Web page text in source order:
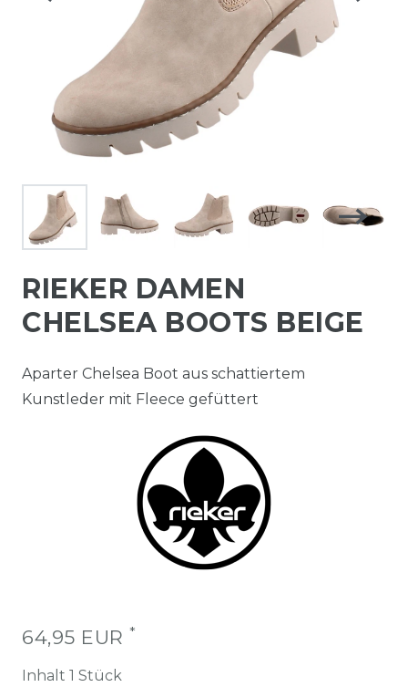
RIEKER DAMEN
CHELSEA BOOTS BEIGE
Aparter Chelsea Boot aus schattiertem
Kunstleder mit Fleece gefüttert
64,95 EUR *
Inhalt 1 Stück